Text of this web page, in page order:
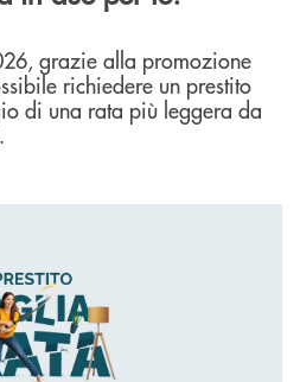
grazie alla promozione
richiedere un prestito
di una rata più leggera da